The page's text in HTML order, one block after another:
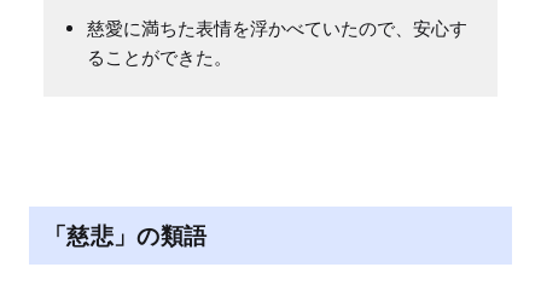
慈愛に満ちた表情を浮かべていたので、安心す
ることができた。
「慈悲」の類語